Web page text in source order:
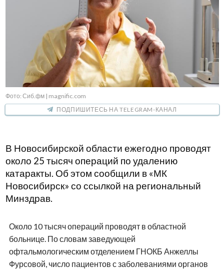
Фото: Сиб.фм | magnific.com
ПОДПИШИТЕСЬ НА TELEGRAM-КАНАЛ
В Новосибирской области ежегодно проводят
около 25 тысяч операций по удалению
катаракты. Об этом сообщили в «МК
Новосибирск» со ссылкой на региональный
Минздрав.
Около 10 тысяч операций проводят в областной
больнице. По словам заведующей
офтальмологическим отделением ГНОКБ Анжеллы
Фурсовой, число пациентов с заболеваниями органов